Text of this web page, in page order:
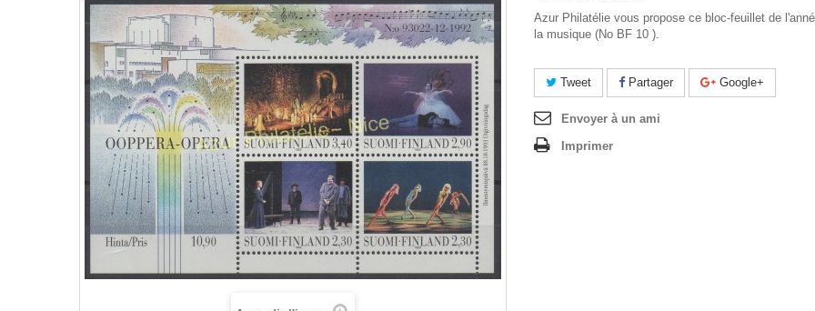
Azur Philatélie vous propose ce bloc-feuillet de
la musique (No BF 10 ).
Tweet Partager Google+
Envoyer à un ami
Imprimer